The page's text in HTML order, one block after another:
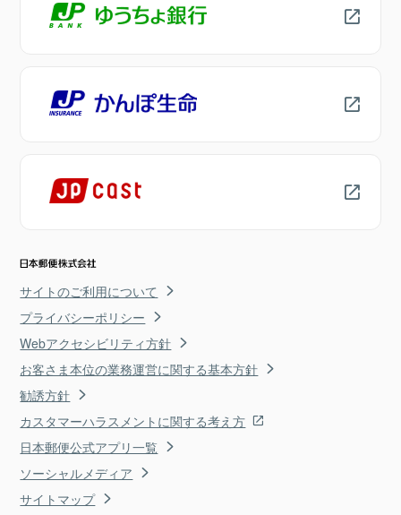
サイトのご利用について
プライバシーポリシー
Webアクセシビリティ方針
お客さま本位の業務運営に関する基本方針
勧誘方針
カスタマーハラスメントに関する考え方
日本郵便公式アプリ一覧
ソーシャルメディア
サイトマップ